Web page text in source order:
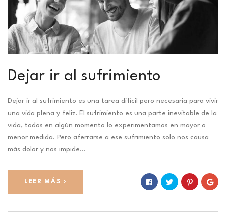
Dejar ir al sufrimiento
Dejar ir al sufrimiento es una tarea difícil pero necesaria para vivir
una vida plena y feliz. El sufrimiento es una parte inevitable de la
vida, todos en algún momento lo experimentamos en mayor o
menor medida. Pero aferrarse a ese sufrimiento solo nos causa
más dolor y nos impide…
LEER MÁS